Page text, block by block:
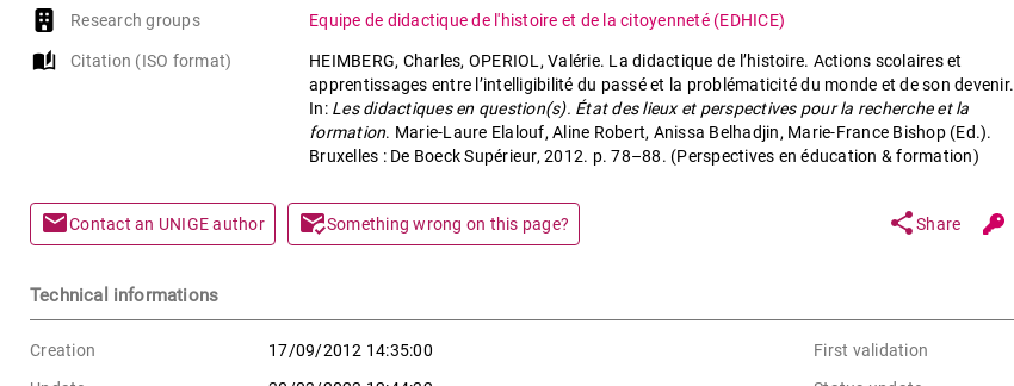
Research groups Equipe de didactique de l'histoire et de la citoyenneté (EDHICE)
auto_stories Citation (ISO format)
HEIMBERG, Charles, OPERIOL, Valérie. La didactique de l’histoire. Actions scolaires et
apprentissages entre l’intelligibilité du passé et la problématicité du monde et de son devenir.
In: Les didactiques en question(s). État des lieux et perspectives pour la recherche et la
formation. Marie-Laure Elalouf, Aline Robert, Anissa Belhadjin, Marie-France Bishop (Ed.).
Bruxelles : De Boeck Supérieur, 2012. p. 78–88. (Perspectives en éducation & formation)
mailContact an UNIGE author mark_email_readSomething wrong on this page? shareShare
Technical informations
Creation 17/09/2012 14:35:00 First validation